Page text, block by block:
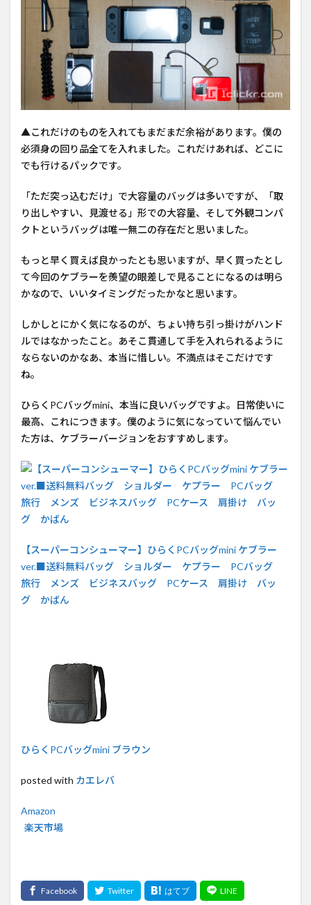
▲これだけのものを入れてもまだまだ余裕があります。僕の
必須身の回り品全てを入れました。これだけあれば、どこに
でも行けるパックです。
「ただ突っ込むだけ」で大容量のバッグは多いですが、「取
り出しやすい、見渡せる」形での大容量、そして外観コンパ
クトというバッグは唯一無二の存在だと思いました。
もっと早く買えば良かったとも思いますが、早く買ったとし
て今回のケブラーを羨望の眼差しで見ることになるのは明ら
かなので、いいタイミングだったかなと思います。
しかしとにかく気になるのが、ちょい持ち引っ掛けがハンド
ルではなかったこと。あそこ貫通して手を入れられるように
ならないのかなあ、本当に惜しい。不満点はそこだけです
ね。
ひらくPCバッグmini、本当に良いバッグですよ。日常使いに
最高、これにつきます。僕のように気になっていて悩んでい
た方は、ケブラーバージョンをおすすめします。
【スーパーコンシューマー】ひらくPCバッグmini ケブラー
ver.■送料無料バッグ ショルダー ケプラー PCバッグ
旅行 メンズ ビジネスバッグ PCケース 肩掛け バッ
グ かばん
ひらくPCバッグmini ブラウン
posted with カエレバ
Amazon
楽天市場